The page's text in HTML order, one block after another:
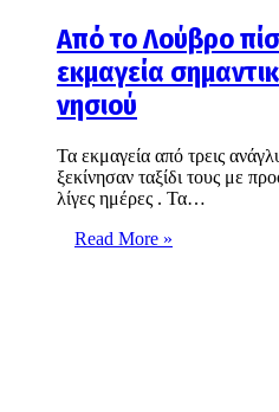
Από το Λούβρο
εκμαγεία
νησιού
Τα εκμαγεία από τρεις
ξεκίνησαν ταξίδι τους με
λίγες ημέρες . Τα…
Read More »